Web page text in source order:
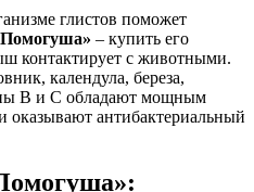
глистов поможет
– купить его
контактирует с животными.
календула, береза,
В и С обладают мощным
оказывают антибактериальный